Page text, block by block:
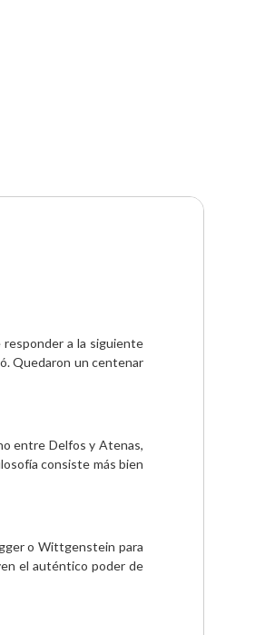
a la siguiente
Quedaron un centenar
entre Delfos y Atenas,
consiste más bien
o Wittgenstein para
el auténtico poder de